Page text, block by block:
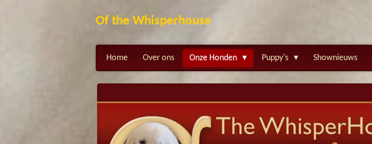
Of the Whisperhouse
Home Over ons Onze Honden Puppy's Shownieuws